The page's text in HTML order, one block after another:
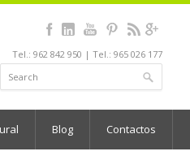
Tel.: 962 842 950 | Tel.: 965 026 177
Blog Contactos